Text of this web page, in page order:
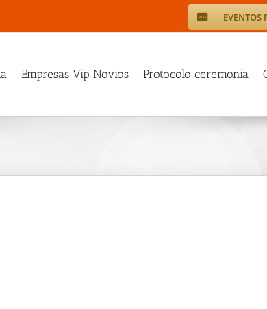
EVENTOS
Empresas Vip Novios Protocolo ceremonia